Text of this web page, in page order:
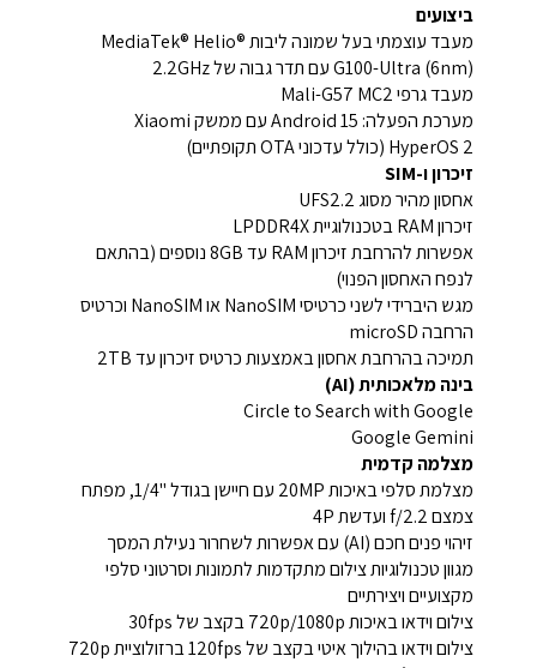
ביצועים
מעבד עוצמתי בעל שמונה ליבות MediaTek® Helio®
G100-Ultra (6nm) עם תדר גבוה של 2.2GHz
מעבד גרפי Mali-G57 MC2
מערכת הפעלה: Android 15 עם ממשק Xiaomi
HyperOS 2 (כולל עדכוני OTA תקופתיים)
זיכרון ו-SIM
אחסון מהיר מסוג UFS2.2
זיכרון RAM בטכנולוגיית LPDDR4X
אפשרות להרחבת זיכרון RAM עד 8GB נוספים (בהתאם
לנפח האחסון הפנוי)
מגש היברידי לשני כרטיסי NanoSIM או NanoSIM וכרטיס
הרחבה microSD
תמיכה בהרחבת אחסון באמצעות כרטיס זיכרון עד 2TB
בינה מלאכותית (AI)
Circle to Search with Google
Google Gemini
מצלמה קדמית
מצלמת סלפי באיכות 20MP עם חיישן בגודל "1/4, מפתח
צמצם f/2.2 ועדשת 4P
זיהוי פנים חכם (AI) עם אפשרות לשחרור נעילת המסך
מגוון טכנולוגיות צילום מתקדמות לתמונות וסרטוני סלפי
מקצועיים ויצירתיים
צילום וידאו באיכות 720p/1080p בקצב של 30fps
צילום וידאו בהילוך איטי בקצב של 120fps ברזולוציית 720p